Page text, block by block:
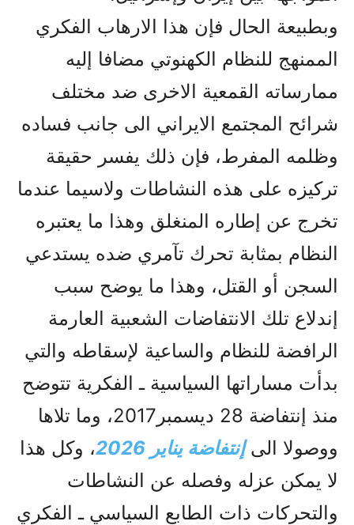
وبطبيعة الحال فإن هذا الارهاب الفکري
الممنهج للنظام الکهنوتي مضافا إليه
ممارساته القمعية الاخرى ضد مختلف
شرائح المجتمع الايراني الى جانب فساده
وظلمه المفرط، فإن ذلك يفسر حقيقة
ترکيزه على هذه النشاطات ولاسيما عندما
تخرج عن إطاره المنغلق وهذا ما يعتبره
النظام بمثابة تحرك تآمري ضده يستدعي
السجن أو القتل، وهذا ما يوضح سبب
إندلاع تلك الانتفاضات الشعبية العارمة
الرافضة للنظام والساعية لإسقاطه والتي
بدأت مساراتها السياسية ـ الفکرية تتوضح
منذ إنتفاضة 28 ديسمبر2017، وما تلاها
ووصولا الىإنتفاضة يناير 2026
، وکل هذا
لا يمکن عزله وفصله عن النشاطات
والتحرکات ذات الطابع السياسي ـ الفکري